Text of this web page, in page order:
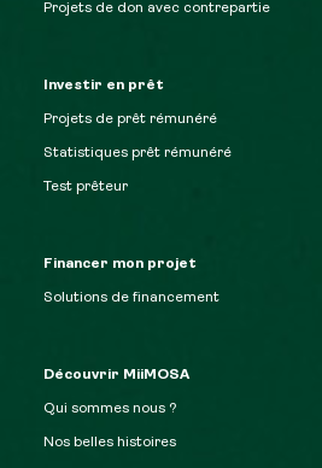
Projets de don avec contrepartie
Investir en prêt
Projets de prêt rémunéré
Statistiques prêt rémunéré
Test prêteur
Financer mon projet
Solutions de financement
Découvrir MiiMOSA
Qui sommes nous ?
Nos belles histoires